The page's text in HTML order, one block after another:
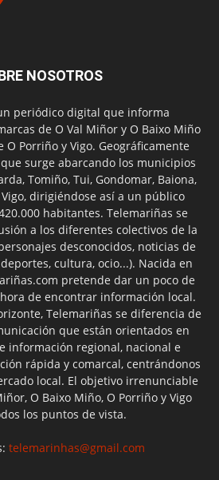
NOSOTROS
periódico digital que informa
de O Val Miñor y O Baixo Miño
O Porriño y Vigo. Geográficamente
surge abarcando los municipios
Tomiño, Tui, Gondomar, Baiona,
dirigiéndose así a un público
habitantes. Telemariñas se
a los diferentes colectivos de la
desconocidos, noticias de
cultura, ocio...). Nacida en
pretende dar un poco de
de encontrar información local.
Telemariñas se diferencia de
que están orientados en
información regional, nacional e
rápida y comarcal, centrándonos
local. El objetivo irrenunciable
O Baixo Miño, O Porriño y Vigo
los puntos de vista.
telemarinhas@gmail.com